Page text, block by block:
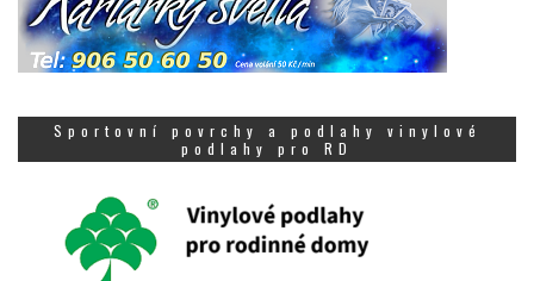
Sportovní povrchy a podlahy vinylové
podlahy pro RD